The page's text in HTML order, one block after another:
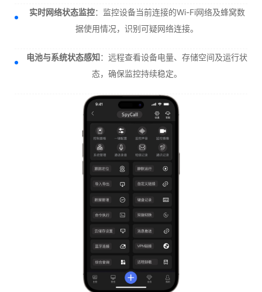
实时网络状态监控：监控设备当前连接的Wi-Fi网络及蜂窝数
据使用情况，识别可疑网络连接。
电池与系统状态感知：远程查看设备电量、存储空间及运行状
态，确保监控持续稳定。